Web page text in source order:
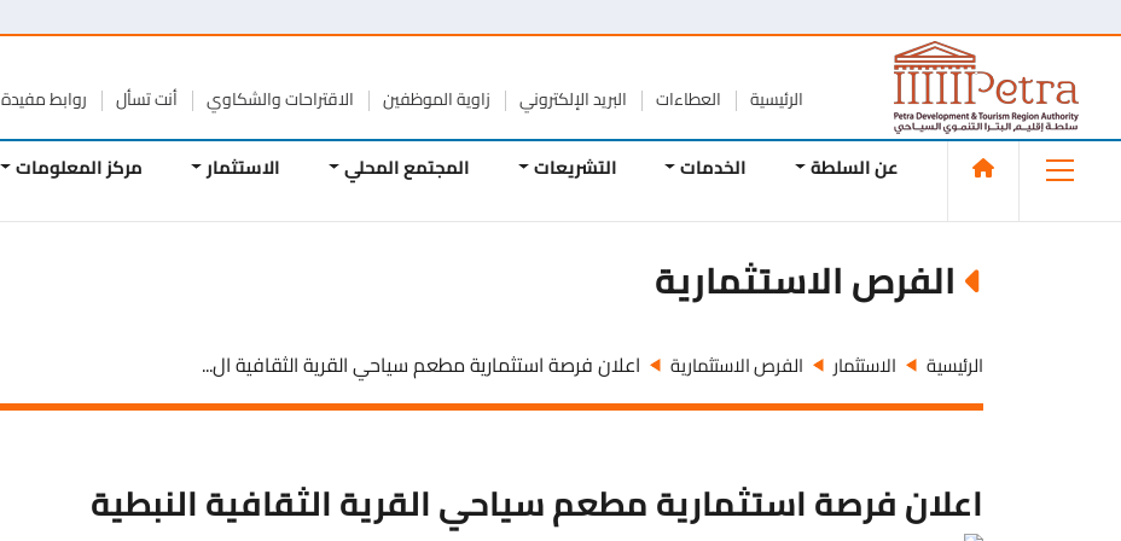
الرئيسية العطاءات البريد الإلكتروني زاوية الموظفين الاقتراحات والشكاوي أنت تسأل روابط مفيدة
عن السلطة الخدمات التشريعات المجتمع المحلي الاستثمار مركز المعلومات
الفرص الاستثمارية
الرئيسية الاستثمار الفرص الاستثمارية اعلان فرصة استثمارية مطعم سياحي القرية الثقافية ال...
اعلان فرصة استثمارية مطعم سياحي القرية الثقافية النبطية